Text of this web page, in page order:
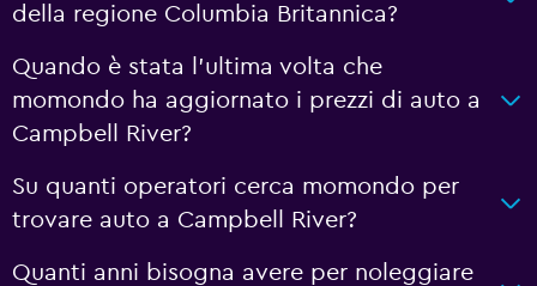
della regione Columbia Britannica?
Quando è stata l'ultima volta che
momondo ha aggiornato i prezzi di auto a
Campbell River?
Su quanti operatori cerca momondo per
trovare auto a Campbell River?
Quanti anni bisogna avere per noleggiare